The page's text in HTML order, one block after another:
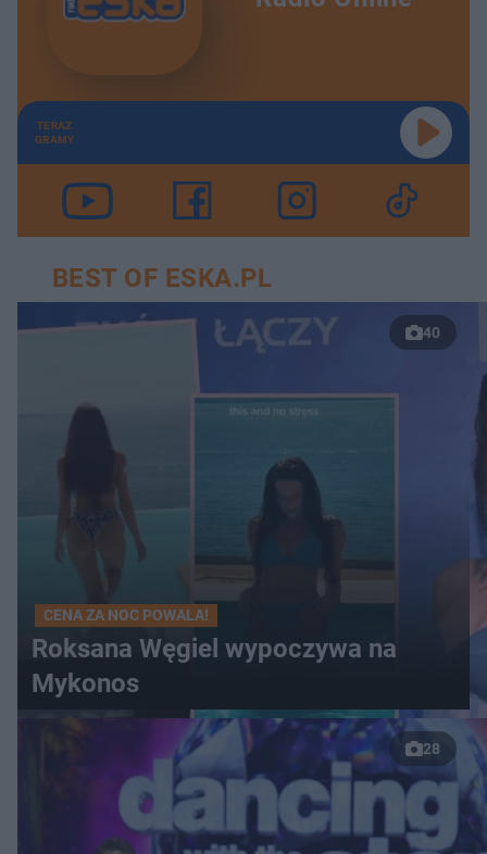
TERAZ
GRAMY
BEST OF ESKA.PL
40
CENA ZA NOC POWALA!
Roksana Węgiel wypoczywa na
Mykonos
28